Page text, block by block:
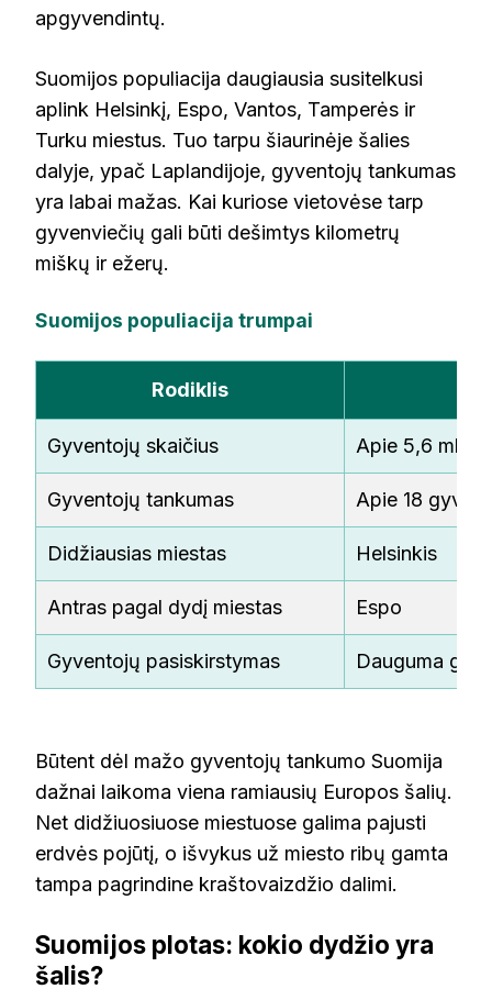
apgyvendintų.
Suomijos populiacija daugiausia susitelkusi
aplink Helsinkį, Espo, Vantos, Tamperės ir
Turku miestus. Tuo tarpu šiaurinėje šalies
dalyje, ypač Laplandijoje, gyventojų tankumas
yra labai mažas. Kai kuriose vietovėse tarp
gyvenviečių gali būti dešimtys kilometrų
miškų ir ežerų.
Suomijos populiacija trumpai
Rodiklis
Gyventojų skaičius Apie 5,6 mln.
Gyventojų tankumas Apie 18
Didžiausias miestas Helsinkis
Antras pagal dydį miestas Espo
Gyventojų pasiskirstymas Dauguma
Būtent dėl mažo gyventojų tankumo Suomija
dažnai laikoma viena ramiausių Europos šalių.
Net didžiuosiuose miestuose galima pajusti
erdvės pojūtį, o išvykus už miesto ribų gamta
tampa pagrindine kraštovaizdžio dalimi.
Suomijos plotas: kokio dydžio yra
šalis?